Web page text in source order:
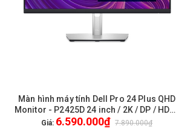
HẾT HÀNG
Màn hình máy tính Dell Pro 24 Plus QHD
Monitor - P2425D 24 inch / 2K / DP / HDMI
/ USB-C / New / Genuine / 3Yrs
Giá: 6.590.000₫ 7.890.000₫